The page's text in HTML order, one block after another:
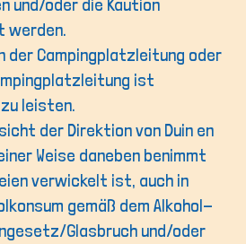
und/oder die Kaution
der Campingplatzleitung oder
ist
leisten.
der Direktion von Duin en
Weise daneben benimmt
verwickelt ist, auch in
gemäß dem Alkohol-
Glasbruch und/oder